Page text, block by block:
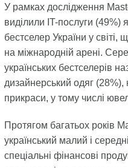
У рамках дослідження
виділили IT-послуги (49%)
бестселер України у
на міжнародній арені.
українських бестселерів
дизайнерський одяг (28%),
прикраси, у тому числі
Протягом багатьох років
український малий і
спеціальні фінансові